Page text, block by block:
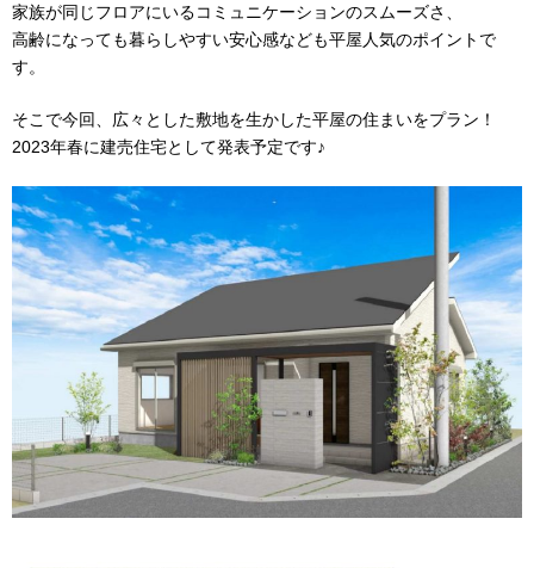
家族が同じフロアにいるコミュニケーションのスムーズさ、
高齢になっても暮らしやすい安心感なども平屋人気のポイントで
す。
そこで今回、広々とした敷地を生かした平屋の住まいをプラン！
2023年春に建売住宅として発表予定です♪